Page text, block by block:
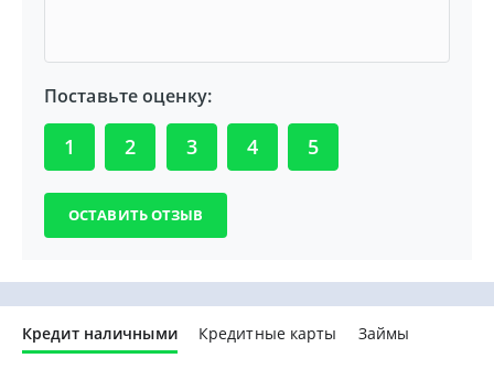
Поставьте оценку:
1 2 3 4 5
Кредит наличными Кредитные карты Займы